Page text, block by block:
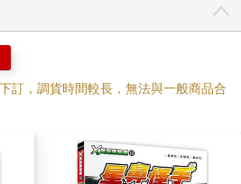
訂，調貨時間較長，無法與一般商品合